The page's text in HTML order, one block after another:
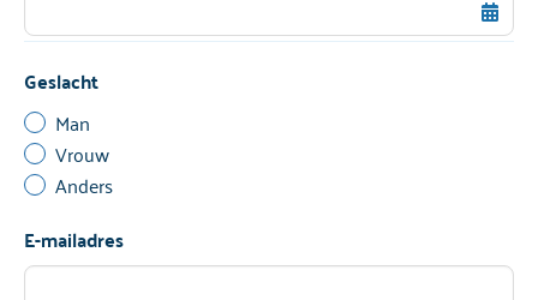
Geslacht
Man
Vrouw
Anders
E-mailadres